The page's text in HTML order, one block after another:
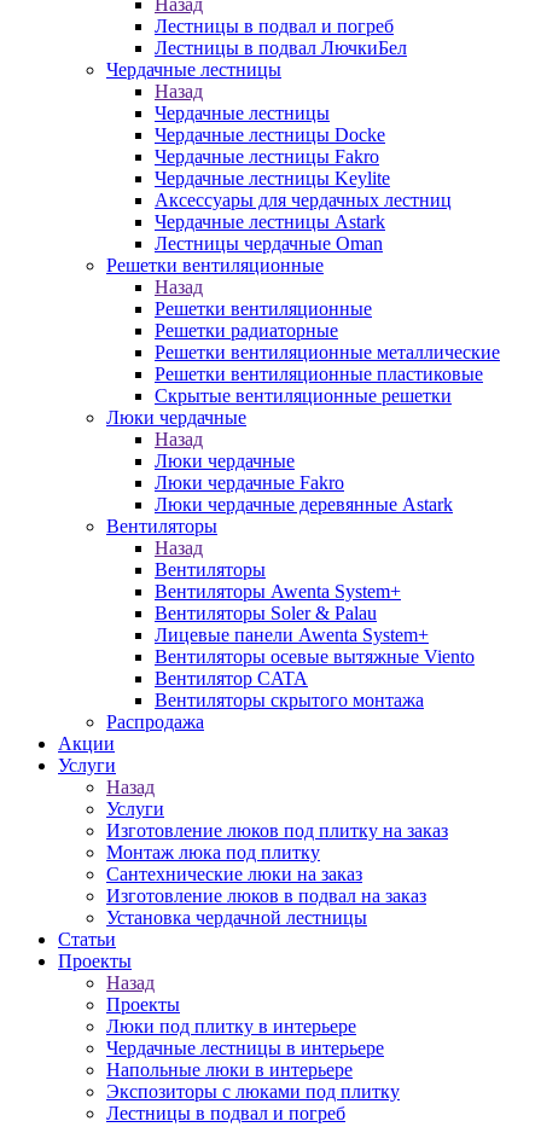
Назад
Лестницы в подвал и погреб
Лестницы в подвал ЛючкиБел
Чердачные лестницы
Назад
Чердачные лестницы
Чердачные лестницы Docke
Чердачные лестницы Fakro
Чердачные лестницы Keylite
Аксессуары для чердачных лестниц
Чердачные лестницы Astark
Лестницы чердачные Oman
Решетки вентиляционные
Назад
Решетки вентиляционные
Решетки радиаторные
Решетки вентиляционные металлические
Решетки вентиляционные пластиковые
Скрытые вентиляционные решетки
Люки чердачные
Назад
Люки чердачные
Люки чердачные Fakro
Люки чердачные деревянные Astark
Вентиляторы
Назад
Вентиляторы
Вентиляторы Awenta System+
Вентиляторы Soler & Palau
Лицевые панели Awenta System+
Вентиляторы осевые вытяжные Viento
Вентилятор CATA
Вентиляторы скрытого монтажа
Распродажа
Акции
Услуги
Назад
Услуги
Изготовление люков под плитку на заказ
Монтаж люка под плитку
Сантехнические люки на заказ
Изготовление люков в подвал на заказ
Установка чердачной лестницы
Статьи
Проекты
Назад
Проекты
Люки под плитку в интерьере
Чердачные лестницы в интерьере
Напольные люки в интерьере
Экспозиторы с люками под плитку
Лестницы в подвал и погреб